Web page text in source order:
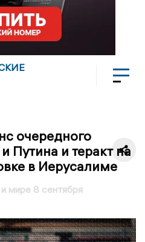
очередного
Путина и теракт на
в Иерусалиме
мире 8 сентября